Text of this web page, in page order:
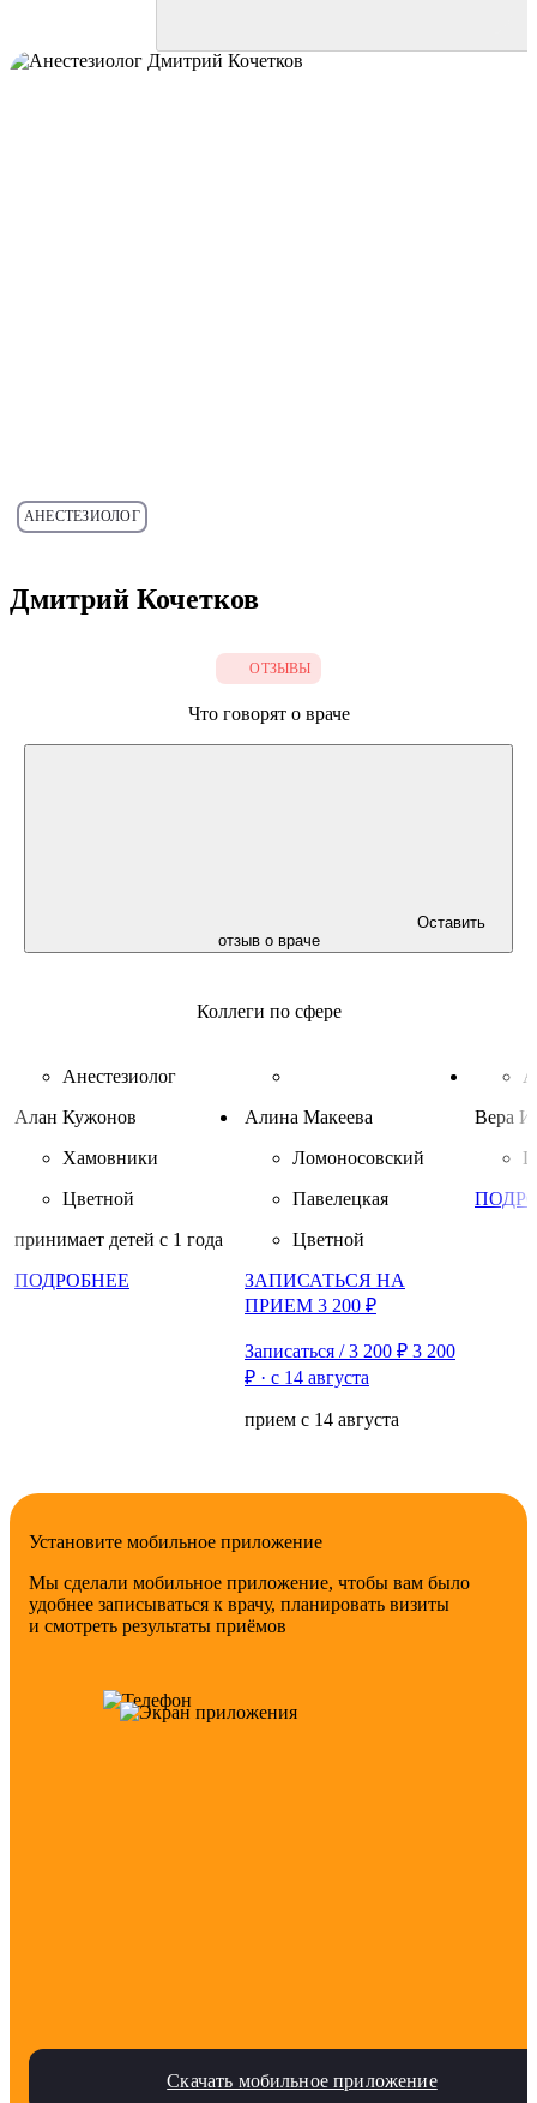
АНЕСТЕЗИОЛОГ
Дмитрий Кочетков
Установите мобильное приложение
Мы сделали мобильное приложение, чтобы вам было
удобнее записываться к врачу, планировать визиты
и смотреть результаты приёмов
Скачать мобильное приложение
ОТЗЫВЫ
Что говорят о враче
Оставить
отзыв о враче
Коллеги по сфере
Анестезиолог
Алан Кужонов
Хамовники
Цветной
принимает детей с 1 года
ПОДРОБНЕЕ
Алина Макеева
Ломоносовский
Павелецкая
Цветной
ЗАПИСАТЬСЯ НА
ПРИЕМ 3 200 ₽
Записаться / 3 200 ₽ 3 200
₽ · с 14 августа
прием с 14 августа
Вера